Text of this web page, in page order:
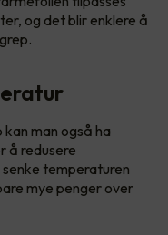
og det blir enklere å
kan man også ha
å redusere
temperaturen
mye penger over